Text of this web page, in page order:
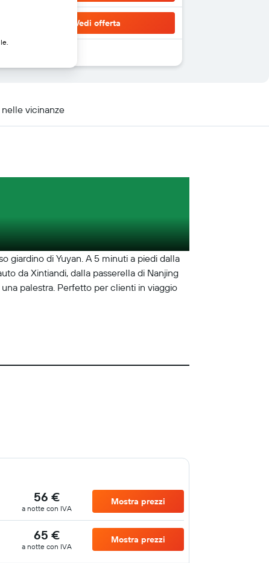
Vedi offerta
vicinanze
giardino di Yuyan. A 5 minuti a piedi dalla
da Xintiandi, dalla passerella di Nanjing
palestra. Perfetto per clienti in viaggio
56 €
a notte con IVA
Mostra prezzi
65 €
a notte con IVA
Mostra prezzi